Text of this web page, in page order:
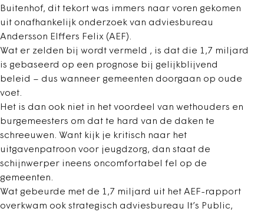
Buitenhof, dit tekort was immers naar voren gekomen
uit onafhankelijk onderzoek van adviesbureau
Andersson Elffers Felix (AEF).
Wat er zelden bij wordt vermeld , is dat die 1,7 miljard
is gebaseerd op een prognose bij gelijkblijvend
beleid – dus wanneer gemeenten doorgaan op oude
voet.
Het is dan ook niet in het voordeel van wethouders en
burgemeesters om dat te hard van de daken te
schreeuwen. Want kijk je kritisch naar het
uitgavenpatroon voor jeugdzorg, dan staat de
schijnwerper ineens oncomfortabel fel op de
gemeenten.
Wat gebeurde met de 1,7 miljard uit het AEF-rapport
overkwam ook strategisch adviesbureau It’s Public,